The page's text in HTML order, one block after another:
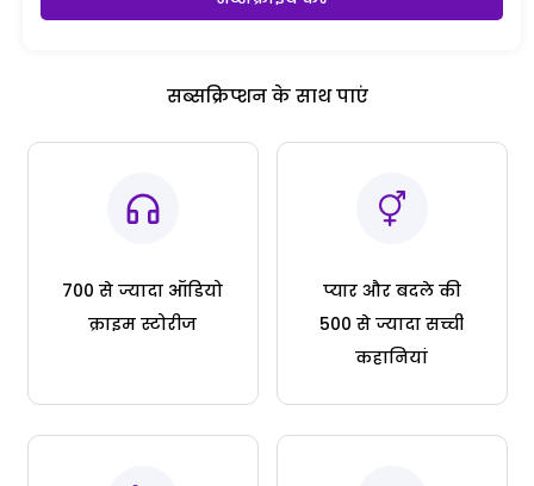
सब्सक्रिप्शन के साथ पाएं
700 से ज्यादा ऑडियो
क्राइम स्टोरीज
प्यार और बदले की
500 से ज्यादा सच्ची
कहानियां